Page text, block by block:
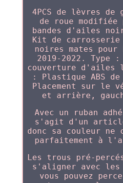
4PCS de lèvres
de roue
bandes d'ailes
Kit de
noires mates pour
2019-2022. Type
couverture d'ailes
: Plastique ABS
Placement sur le
et arrière,
Avec un ruban
s'agit d'un article
donc sa couleur ne
parfaitement à
Les trous pré-
s'aligner avec
vous pouvez